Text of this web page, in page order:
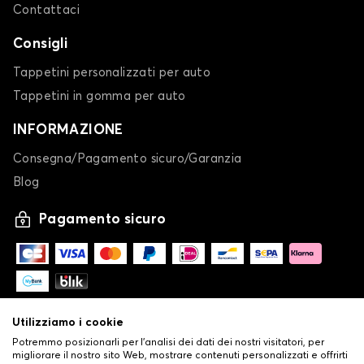
Contattaci
Consigli
Tappetini personalizzati per auto
Tappetini in gomma per auto
INFORMAZIONE
Consegna/Pagamento sicuro/Garanzia
Blog
Pagamento sicuro
Utilizziamo i cookie
Potremmo posizionarli per l'analisi dei dati dei nostri visitatori, per
migliorare il nostro sito Web, mostrare contenuti personalizzati e offrirti